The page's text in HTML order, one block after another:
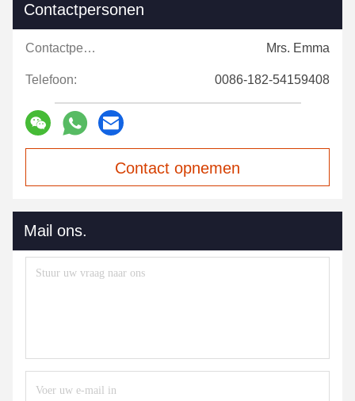
Contactpersonen
Contactpersonen: Mrs. Emma
Telefoon: 0086-182-54159408
Contact opnemen
Mail ons.